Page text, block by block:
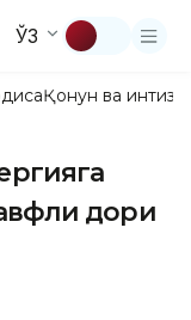
ЎЗ
Қонун ва
дори